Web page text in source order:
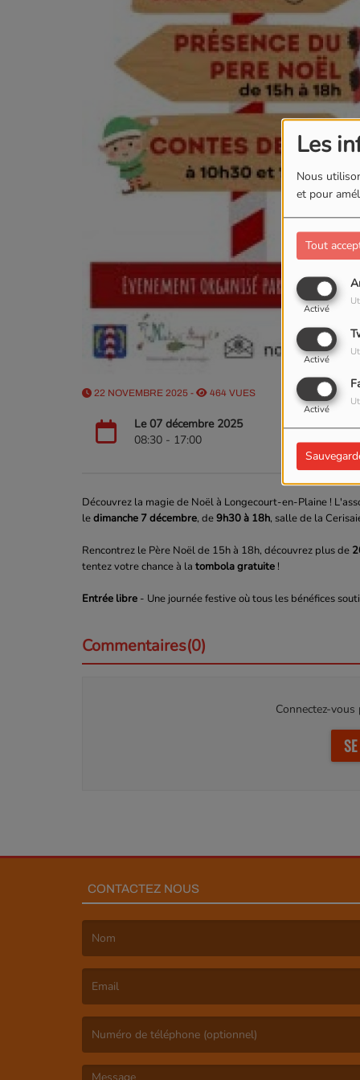
Les
Nous
et pour
Tout
Activé
Activé
Activé
22 NOVEMBRE 2025 - 464 VUES
Le 07 décembre 2025
08:30 - 17:00
Découvrez la magie de Noël à Longecourt-en-Plaine !
ledimanche 7 décembre, de9h30 à 18h, salle de la
Rencontrez le Père Noël de 15h à 18h, découvrez plus de
tentez votre chance à la tombola gratuite !
Entrée libre - Une journée festive où tous les bénéfices
Commentaires(0)
Connectez-
CONTACTEZ NOUS